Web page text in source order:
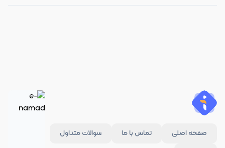
صفحه اصلی تماس با ما
سوالات متداول